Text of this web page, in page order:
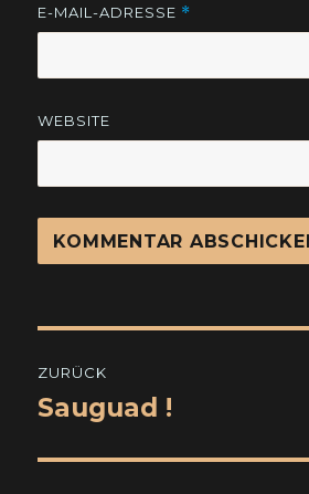
E-MAIL-ADRESSE *
WEBSITE
ZURÜCK
Vorheriger
Sauguad !